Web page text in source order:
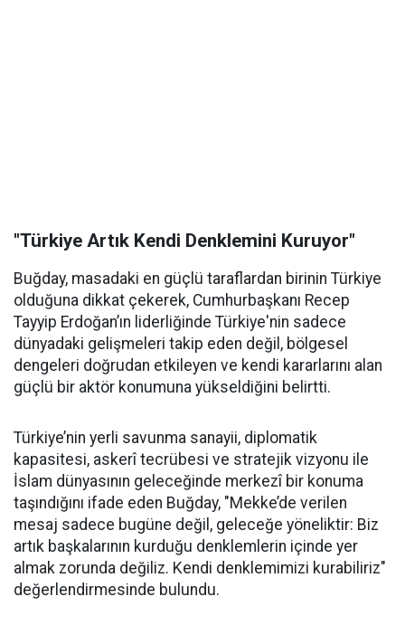
"Türkiye Artık Kendi Denklemini Kuruyor"
Buğday, masadaki en güçlü taraflardan birinin Türkiye
olduğuna dikkat çekerek, Cumhurbaşkanı Recep
Tayyip Erdoğan’ın liderliğinde Türkiye'nin sadece
dünyadaki gelişmeleri takip eden değil, bölgesel
dengeleri doğrudan etkileyen ve kendi kararlarını alan
güçlü bir aktör konumuna yükseldiğini belirtti.
Türkiye’nin yerli savunma sanayii, diplomatik
kapasitesi, askerî tecrübesi ve stratejik vizyonu ile
İslam dünyasının geleceğinde merkezî bir konuma
taşındığını ifade eden Buğday, "Mekke’de verilen
mesaj sadece bugüne değil, geleceğe yöneliktir: Biz
artık başkalarının kurduğu denklemlerin içinde yer
almak zorunda değiliz. Kendi denklemimizi kurabiliriz"
değerlendirmesinde bulundu.